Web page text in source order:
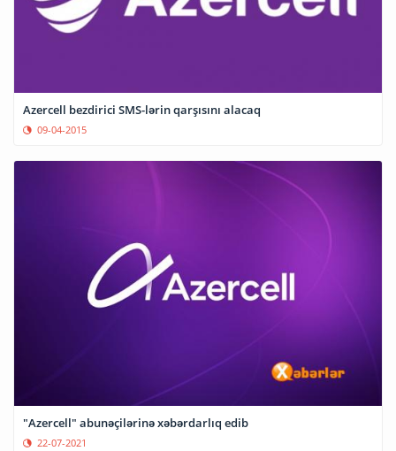
Azercell bezdirici SMS-lərin qarşısını alacaq
09-04-2015
"Azercell" abunəçilərinə xəbərdarlıq edib
22-07-2021